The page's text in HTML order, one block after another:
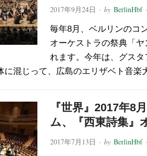
2017年9月24日 · by BerlinHbf
毎年8月、ベルリンのコ
オーケストラの祭典「
れます。今年は、グス
に混じって、広島のエリザベト音
『世界』2017年8
ム、『西東詩集』
2017年7月13日 · by BerlinHbf